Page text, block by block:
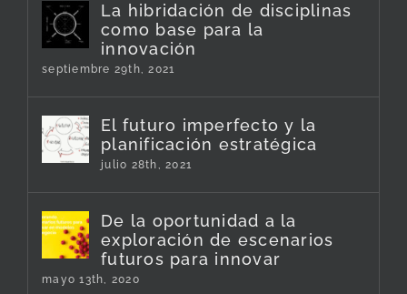
La hibridación de disciplinas
como base para la
innovación
septiembre 29th, 2021
El futuro imperfecto y la
planificación estratégica
julio 28th, 2021
De la oportunidad a la
exploración de escenarios
futuros para innovar
mayo 13th, 2020